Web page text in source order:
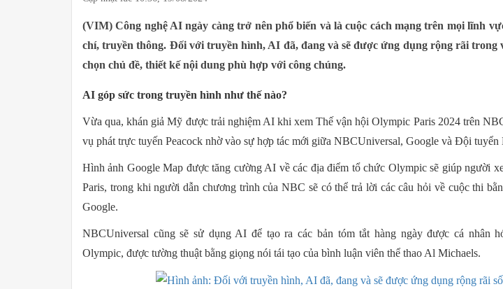
(VIM) Công nghệ AI ngày càng trở nên phổ biến và là cuộc cách mạng trên mọi lĩnh
chí, truyền thông. Đối với truyền hình, AI đã, đang và sẽ được ứng dụng rộng rãi trong
chọn chủ đề, thiết kế nội dung phù hợp với công chúng.
AI góp sức trong truyền hình như thế nào?
Vừa qua, khán giả Mỹ được trải nghiệm AI khi xem Thế vận hội Olympic Paris 2024 trên
vụ phát trực tuyến Peacock nhờ vào sự hợp tác mới giữa NBCUniversal, Google và Đội tuyển
Hình ảnh Google Map được tăng cường AI về các địa điểm tổ chức Olympic sẽ giúp người
Paris, trong khi người dẫn chương trình của NBC sẽ có thể trả lời các câu hỏi về cuộc thi
Google.
NBCUniversal cũng sẽ sử dụng AI để tạo ra các bản tóm tắt hàng ngày được cá nhân
Olympic, được tường thuật bằng giọng nói tái tạo của bình luận viên thể thao Al Michaels.